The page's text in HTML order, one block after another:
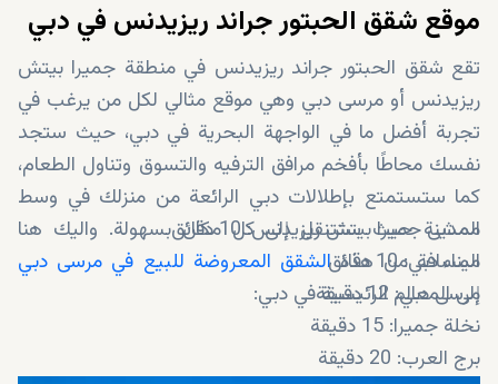
موقع شقق الحبتور جراند ريزيدنس في دبي
تقع شقق الحبتور جراند ريزيدنس في منطقة جميرا بيتش
ريزيدنس أو مرسى دبي وهي موقع مثالي لكل من يرغب في
تجربة أفضل ما في الواجهة البحرية في دبي، حيث ستجد
نفسك محاطًا بأفخم مرافق الترفيه والتسوق وتناول الطعام،
كما ستستمتع بإطلالات دبي الرائعة من منزلك في وسط
المدينة حيث ستتنقل إلى كل مكان بسهولة. واليك هنا
المسافة من هذهالشقق المعروضة للبيع في مرسى دبي
إلى المعالم الرئيسية في دبي:
ممشى جميرا بيتش ريزيدنس: 10 دقائق
ميناء دبي: 10 دقائق
مرسى دبي: 12 دقيقة
نخلة جميرا: 15 دقيقة
برج العرب: 20 دقيقة